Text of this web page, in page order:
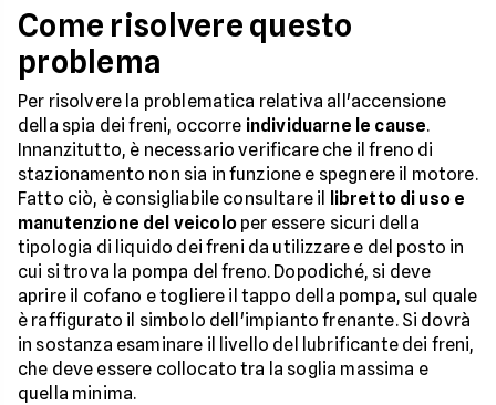
Come risolvere questo
problema
Per risolvere la problematica relativa all'accensione
della spia dei freni, occorre individuarne le cause.
Innanzitutto, è necessario verificare che il freno di
stazionamento non sia in funzione e spegnere il motore.
Fatto ciò, è consigliabile consultare il
libretto di uso e
manutenzione del veicoloper essere sicuri della
tipologia di liquido dei freni da utilizzare e del posto in
cui si trova la pompa del freno. Dopodiché, si deve
aprire il cofano e togliere il tappo della pompa, sul quale
è raffigurato il simbolo dell'impianto frenante. Si dovrà
in sostanza esaminare il livello del lubrificante dei freni,
che deve essere collocato tra la soglia massima e
quella minima.